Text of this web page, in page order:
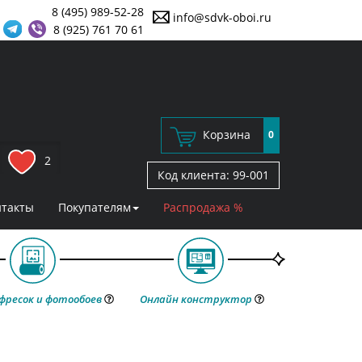
info@sdvk-oboi.ru
8 (495) 989-52-28
8 (925) 761 70 61
2
Корзина 0
Код клиента: 99-001
Покупателям Распродажа %
и фотообоев Онлайн конструктор